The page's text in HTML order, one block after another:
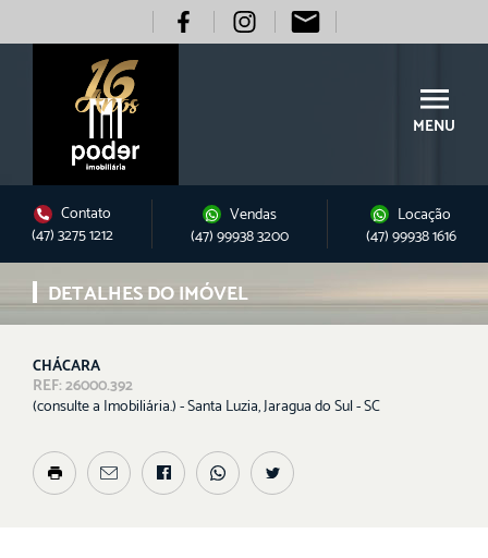
MENU
Contato
(47) 3275 1212
Vendas
(47) 99938 3200
Locação
(47) 99938 1616
DETALHES DO IMÓVEL
CHÁCARA
REF: 26000.392
(consulte a Imobiliária.) - Santa Luzia, Jaragua do Sul - SC